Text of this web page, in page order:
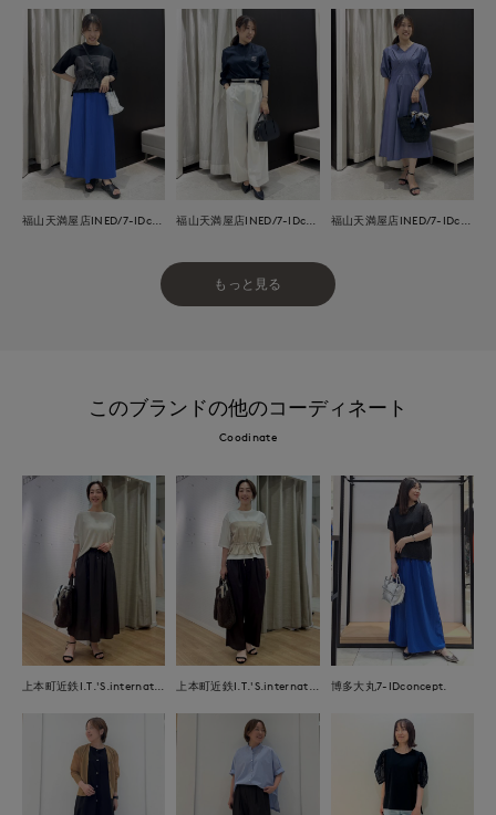
もっと見る
このブランドの他のコーディネート
Coodinate
博多大丸7-IDconcept.